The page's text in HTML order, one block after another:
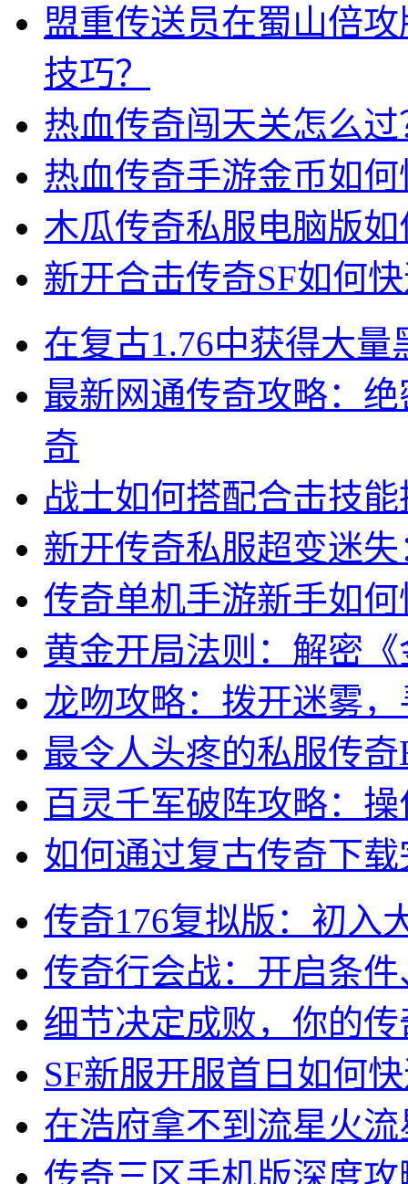
盟重传送员在蜀山倍
技巧？
热血传奇闯天关怎么
热血传奇手游金币如
木瓜传奇私服电脑版
新开合击传奇SF如何
在复古1.76中获得大
最新网通传奇攻略：
奇
战士如何搭配合击技
新开传奇私服超变迷
传奇单机手游新手如
黄金开局法则：解密
龙吻攻略：拨开迷雾
最令人头疼的私服传奇
百灵千军破阵攻略：
如何通过复古传奇下
传奇176复拟版：初入
传奇行会战：开启条
细节决定成败，你的
SF新服开服首日如何
在浩府拿不到流星火